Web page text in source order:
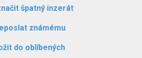
špatný inzerát
známému
do oblíbených